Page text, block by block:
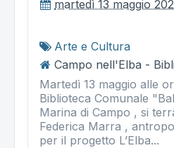
martedì 13 maggio
Arte e Cultura
Campo nell'Elba -
Martedì 13 maggio alle
Biblioteca Comunale
Marina di Campo , si
Federica Marra ,
per il progetto L’Elba...